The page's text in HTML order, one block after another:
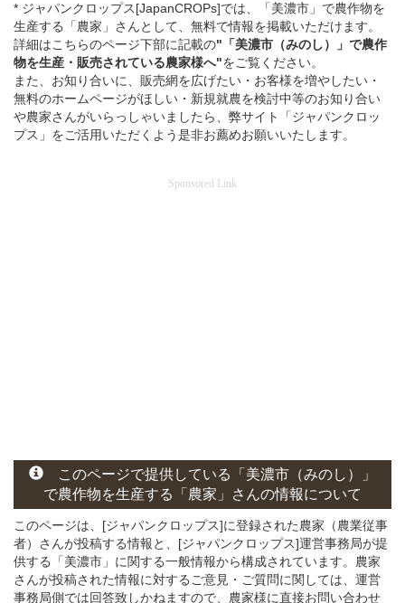
* ジャパンクロップス[JapanCROPs]では、「美濃市」で農作物を
生産する「農家」さんとして、無料で情報を掲載いただけます。
詳細はこちらのページ下部に記載の"「美濃市（みのし）」 で農作
物を生産・販売されている農家様へ"をご覧ください。
また、お知り合いに、販売網を広げたい・お客様を増やしたい・
無料のホームページがほしい・新規就農を検討中等のお知り合い
や農家さんがいらっしゃいましたら、弊サイト「ジャパンクロッ
プス」をご活用いただくよう是非お薦めお願いいたします。
Sponsored Link
このページで提供している
「美濃市（みのし）」
で農作物を生産する
「農家」さんの情報について
このページは、[ジャパンクロップス]に登録された農家（農業従事
者）さんが投稿する情報と、[ジャパンクロップス]運営事務局が提
供する「美濃市」に関する一般情報から構成されています。農家
さんが投稿された情報に対するご意見・ご質問に関しては、運営
事務局側では回答致しかねますので、農家様に直接お問い合わせ